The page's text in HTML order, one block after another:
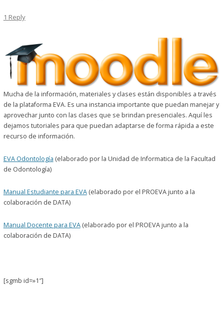
1 Reply
Mucha de la información, materiales y clases están disponibles a través
de la plataforma EVA. Es una instancia importante que puedan manejar y
aprovechar junto con las clases que se brindan presenciales. Aquí les
dejamos tutoriales para que puedan adaptarse de forma rápida a este
recurso de información.
EVA Odontología (elaborado por la Unidad de Informatica de la Facultad
de Odontología)
Manual Estudiante para EVA(elaborado por el PROEVA junto a la
colaboración de DATA)
Manual Docente para EVA(elaborado por el PROEVA junto a la
colaboración de DATA)
[sgmb id=»1″]